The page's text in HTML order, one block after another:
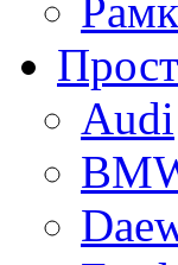
Audi